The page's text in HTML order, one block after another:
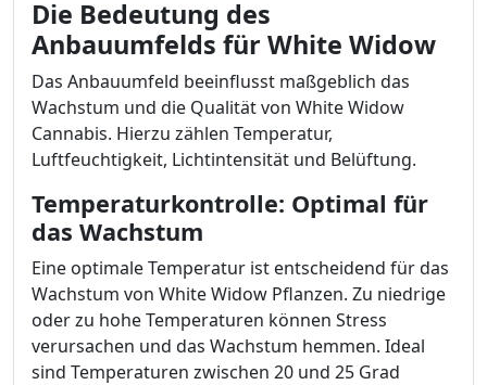
Die Bedeutung des
Anbauumfelds für White Widow
Das Anbauumfeld beeinflusst maßgeblich das
Wachstum und die Qualität von White Widow
Cannabis. Hierzu zählen Temperatur,
Luftfeuchtigkeit, Lichtintensität und Belüftung.
Temperaturkontrolle: Optimal für
das Wachstum
Eine optimale Temperatur ist entscheidend für das
Wachstum von White Widow Pflanzen. Zu niedrige
oder zu hohe Temperaturen können Stress
verursachen und das Wachstum hemmen. Ideal
sind Temperaturen zwischen 20 und 25 Grad